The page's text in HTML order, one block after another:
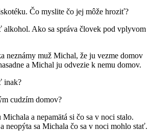
Čo myslite čo jej môže hroziť?
alkohol. Ako sa správa človek pod vplyvom
neznámy muž Michal, že ju vezme domov
a Michal ju odvezie k nemu domov.
inak?
cudzím domov?
Michala a nepamätá si čo sa v noci stalo.
neopýta sa Michala čo sa v noci mohlo stať.